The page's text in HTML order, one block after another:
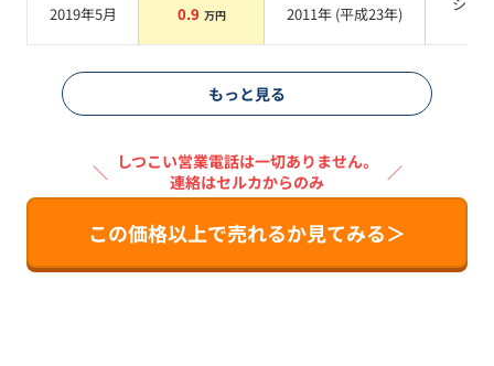
2019年5月 0.9 万円 2011年 (平成23年)
もっと見る
＼ しつこい営業電話は一切ありません。
連絡はセルカからのみ
／
この価格以上で売れるか見てみる＞